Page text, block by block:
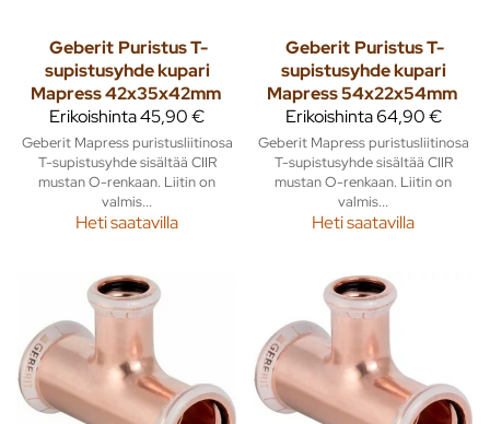
Geberit Puristus T-
supistusyhde kupari
Mapress 42x35x42mm
Erikoishinta45,90 €
Geberit Mapress puristusliitinosa
T-supistusyhde sisältää CIIR
mustan O-renkaan. Liitin on
valmis...
Heti saatavilla
Geberit Puristus T-
supistusyhde kupari
Mapress 54x22x54mm
Erikoishinta64,90 €
Geberit Mapress puristusliitinosa
T-supistusyhde sisältää CIIR
mustan O-renkaan. Liitin on
valmis...
Heti saatavilla